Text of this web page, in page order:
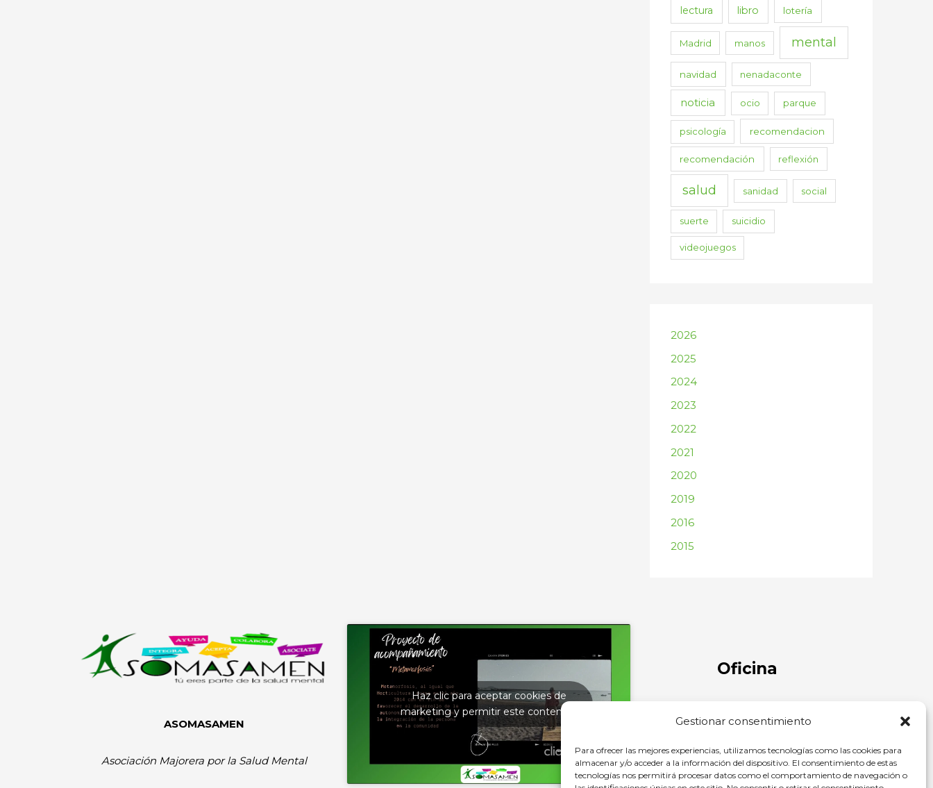
Gestionar consentimiento
Para ofrecer las mejores experiencias, utilizamos tecnologías como las cookies para
almacenar y/o acceder a la información del dispositivo. El consentimiento de estas
tecnologías nos permitirá procesar datos como el comportamiento de navegación o
lectura libro lotería
Madrid manos mental
navidad nenadaconte
noticia ocio parque
psicología recomendacion
recomendación reflexión
salud sanidad social
suerte suicidio
videojuegos
2026
2025
2024
2023
2022
2021
2020
2019
2016
2015
ASOMASAMEN
Asociación Majorera por la Salud Mental
Haz clic para aceptar cookies de
marketing y permitir este contenido
Oficina
C/ Comandante Díaz Trayter, 67 35600